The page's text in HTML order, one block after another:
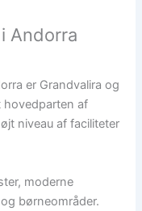
Andorra
er Grandvalira og
hovedparten af
niveau af faciliteter
moderne
børneområder.